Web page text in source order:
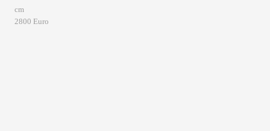
cm
2800 Euro